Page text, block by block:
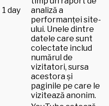
1 day
analiză a
performanței site-
ului. Unele dintre
datele care sunt
colectate includ
numărul de
vizitatori, sursa
acestora și
paginile pe care le
vizitează anonim.